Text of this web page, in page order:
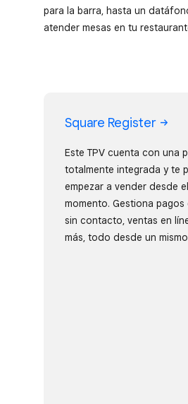
para la barra, hasta un
atender mesas en tu
Square Register
Este TPV cuenta con una
totalmente integrada y te
empezar a vender desde
momento. Gestiona
sin contacto, ventas en
más, todo desde un